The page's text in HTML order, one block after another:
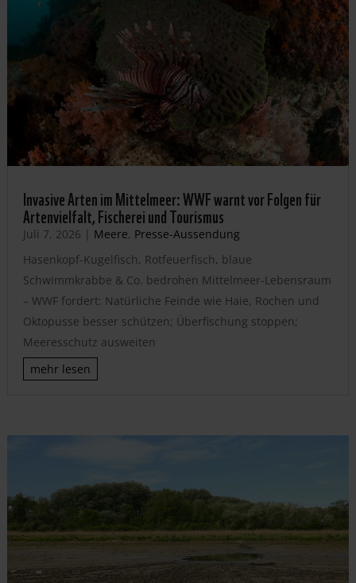
Invasive Arten im Mittelmeer: WWF warnt vor Folgen für
Artenvielfalt, Fischerei und Tourismus
Juli 7, 2026 | Meere, Presse-Aussendung
Hasenkopf-Kugelfisch, Rotfeuerfisch, blaue
Schwimmkrabbe & Co. bedrohen Mittelmeer-Lebensraum
– WWF fordert: Natürliche Feinde wie Haie, Rochen und
Oktopusse besser schützen; Überfischung stoppen;
Meeresschutz ausweiten
mehr lesen